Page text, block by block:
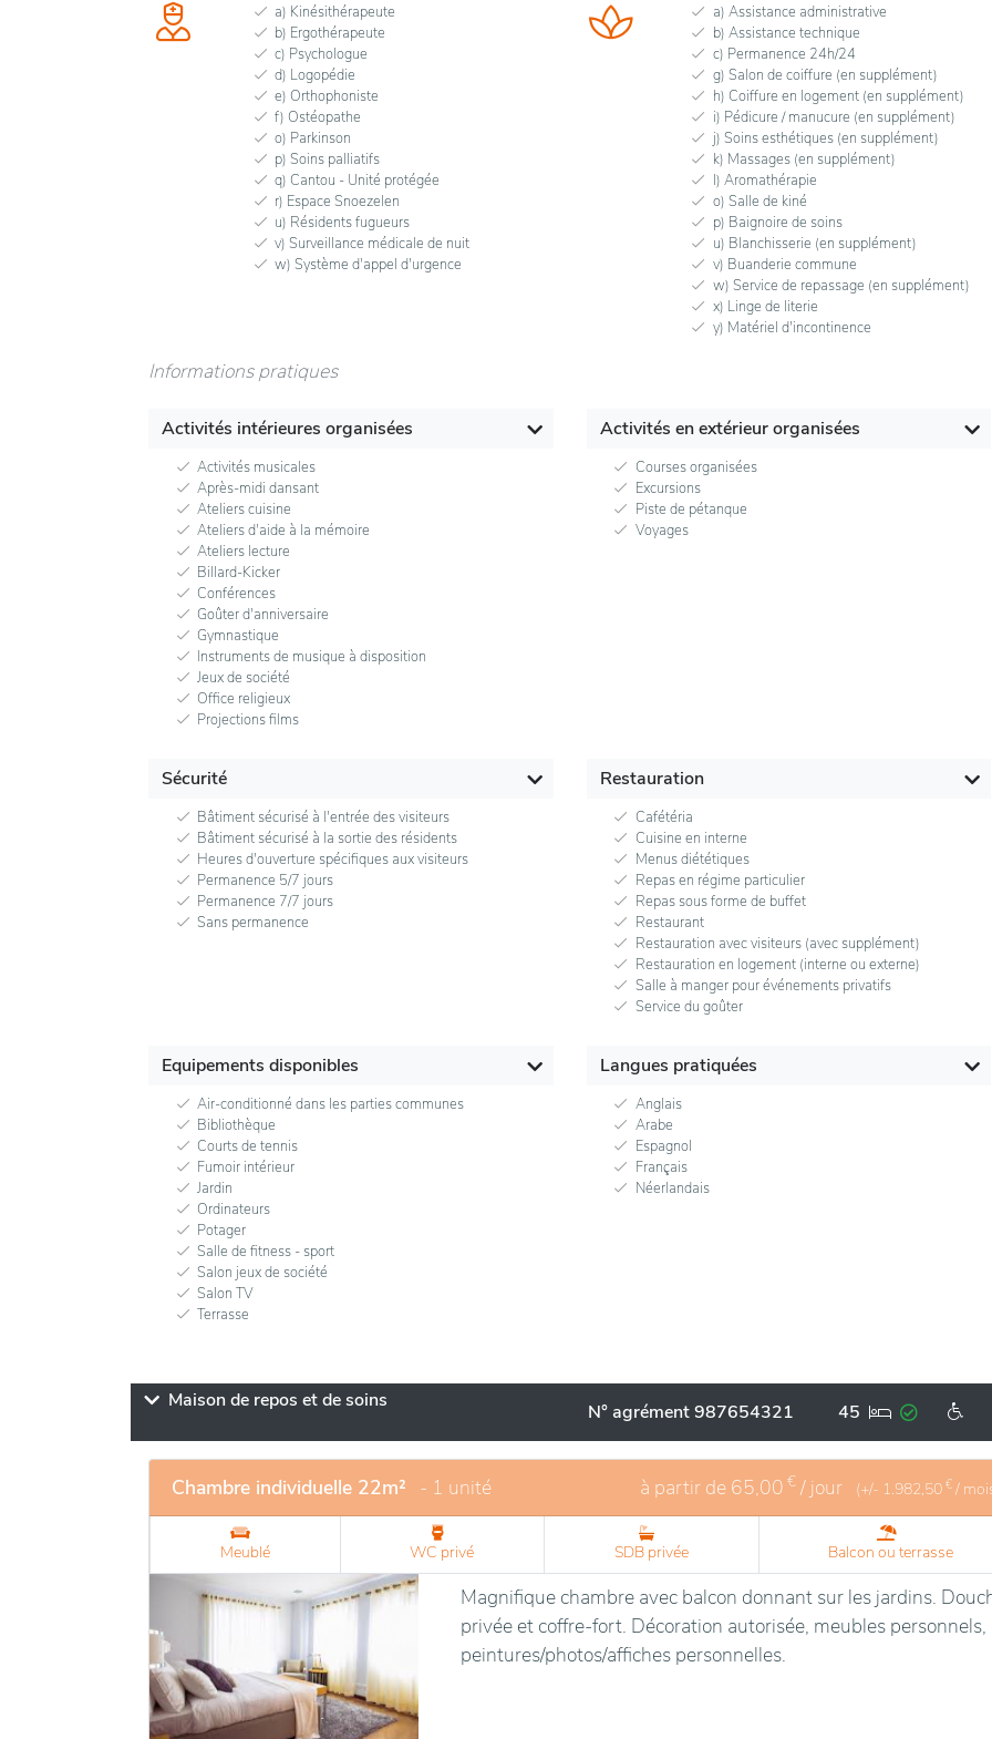
a) Kinésithérapeute
b) Ergothérapeute
c) Psychologue
d) Logopédie
e) Orthophoniste
f) Ostéopathe
o) Parkinson
p) Soins palliatifs
q) Cantou - Unité protégée
r) Espace Snoezelen
u) Résidents fugueurs
v) Surveillance médicale de nuit
w) Système d'appel d'urgence
a) Assistance administrative
b) Assistance technique
c) Permanence 24h/24
g) Salon de coiffure (en supplément)
h) Coiffure en logement (en supplément)
i) Pédicure / manucure (en supplément)
j) Soins esthétiques (en supplément)
k) Massages (en supplément)
l) Aromathérapie
o) Salle de kiné
p) Baignoire de soins
u) Blanchisserie (en supplément)
v) Buanderie commune
w) Service de repassage (en supplément)
x) Linge de literie
y) Matériel d'incontinence
Informations pratiques
Activités intérieures organisées
Activités musicales
Après-midi dansant
Ateliers cuisine
Ateliers d'aide à la mémoire
Ateliers lecture
Billard-Kicker
Conférences
Goûter d'anniversaire
Gymnastique
Instruments de musique à disposition
Jeux de société
Office religieux
Projections films
Activités en extérieur organisées
Courses organisées
Excursions
Piste de pétanque
Voyages
Sécurité
Bâtiment sécurisé à l'entrée des visiteurs
Bâtiment sécurisé à la sortie des résidents
Heures d'ouverture spécifiques aux visiteurs
Permanence 5/7 jours
Permanence 7/7 jours
Sans permanence
Restauration
Cafétéria
Cuisine en interne
Menus diététiques
Repas en régime particulier
Repas sous forme de buffet
Restaurant
Restauration avec visiteurs (avec supplément)
Restauration en logement (interne ou externe)
Salle à manger pour événements privatifs
Service du goûter
Equipements disponibles
Air-conditionné dans les parties communes
Bibliothèque
Courts de tennis
Fumoir intérieur
Jardin
Ordinateurs
Potager
Salle de fitness - sport
Salon jeux de société
Salon TV
Terrasse
Langues pratiquées
Anglais
Arabe
Espagnol
Français
Néerlandais
Maison de repos et de soins N° agrément 987654321 45
Chambre individuelle 22m² - 1 unité à partir de 65,00 € / jour (+/- 1.982,50 € /
Meublé WC privé SDB privée Balcon ou terrasse
Magnifique chambre avec balcon donnant sur les jardins.
privée et coffre-fort. Décoration autorisée, meubles personnels,
peintures/photos/affiches personnelles.